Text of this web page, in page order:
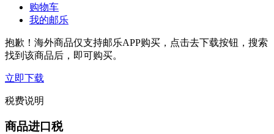
购物车
我的邮乐
抱歉！海外商品仅支持邮乐APP购买，点击去下载按钮，搜索
找到该商品后，即可购买。
立即下载
税费说明
商品进口税